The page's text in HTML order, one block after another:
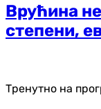
Врућина
степени,
Тренутно на